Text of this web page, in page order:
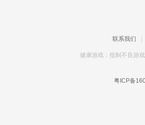
联系我们
健康游戏：抵制不良游
粤ICP备